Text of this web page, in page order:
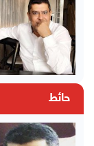
حائط